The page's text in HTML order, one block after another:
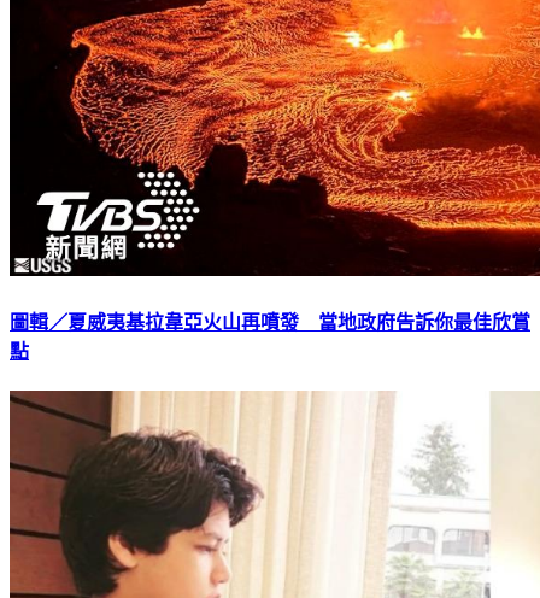
圖輯／夏威夷基拉韋亞火山再噴發 當地政府告訴你最佳欣賞
點